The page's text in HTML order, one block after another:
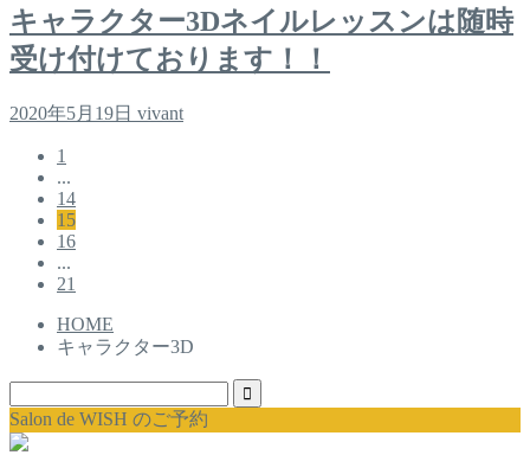
キャラクター3Dネイルレッスンは随時
受け付けております！！
2020年5月19日 vivant
1
...
14
15
16
...
21
HOME
キャラクター3D
Salon de WISH のご予約